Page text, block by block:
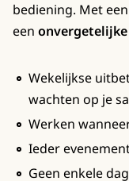
bediening. Met
een
Wekelijkse
wachten op je
Werken
Ieder
Geen enkele